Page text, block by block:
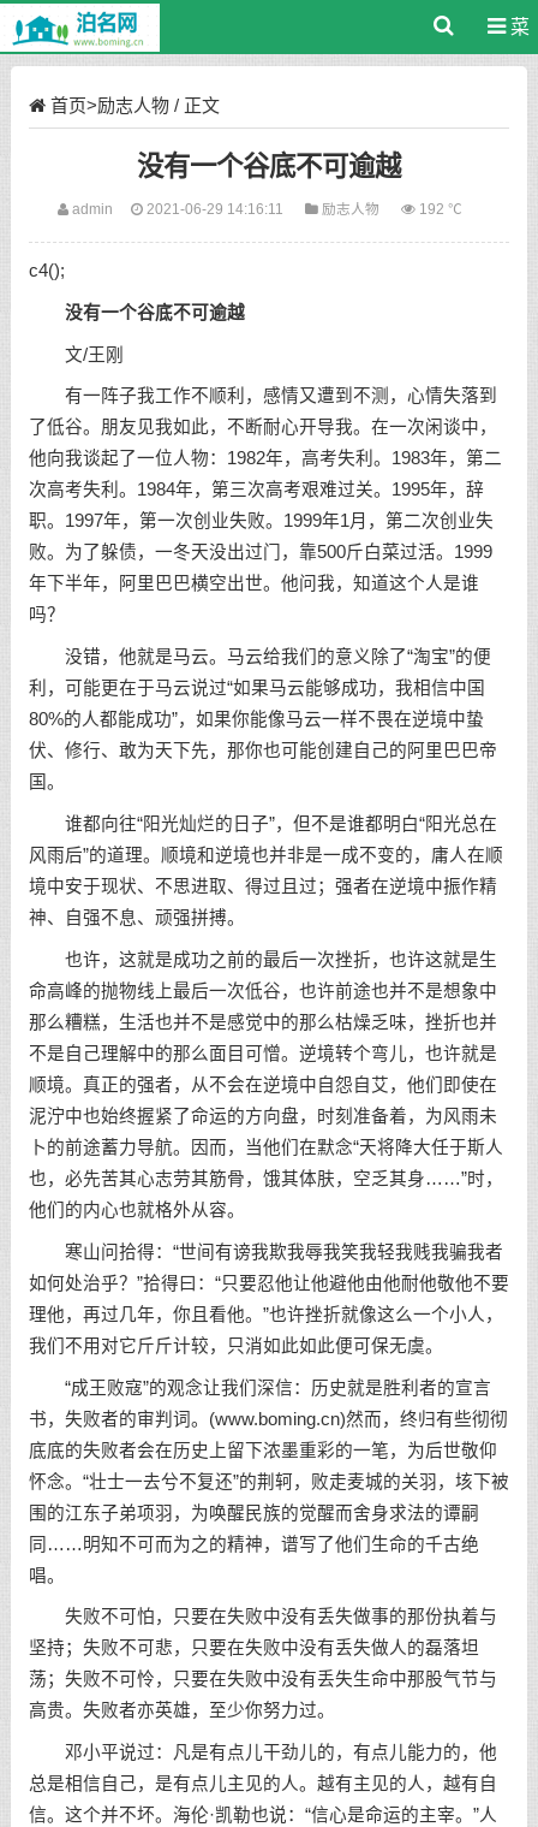
菜
首页>励志人物/ 正文
没有一个谷底不可逾越
admin 2021-06-29 14:16:11 励志人物 192 ℃
c4();
没有一个谷底不可逾越
文/王刚
有一阵子我工作不顺利，感情又遭到不测，心情失落到
了低谷。朋友见我如此，不断耐心开导我。在一次闲谈中，
他向我谈起了一位人物：1982年，高考失利。1983年，第二
次高考失利。1984年，第三次高考艰难过关。1995年，辞
职。1997年，第一次创业失败。1999年1月，第二次创业失
败。为了躲债，一冬天没出过门，靠500斤白菜过活。1999
年下半年，阿里巴巴横空出世。他问我，知道这个人是谁
吗？
没错，他就是马云。马云给我们的意义除了“淘宝”的便
利，可能更在于马云说过“如果马云能够成功，我相信中国
80%的人都能成功”，如果你能像马云一样不畏在逆境中蛰
伏、修行、敢为天下先，那你也可能创建自己的阿里巴巴帝
国。
谁都向往“阳光灿烂的日子”，但不是谁都明白“阳光总在
风雨后”的道理。顺境和逆境也并非是一成不变的，庸人在顺
境中安于现状、不思进取、得过且过；强者在逆境中振作精
神、自强不息、顽强拼搏。
也许，这就是成功之前的最后一次挫折，也许这就是生
命高峰的抛物线上最后一次低谷，也许前途也并不是想象中
那么糟糕，生活也并不是感觉中的那么枯燥乏味，挫折也并
不是自己理解中的那么面目可憎。逆境转个弯儿，也许就是
顺境。真正的强者，从不会在逆境中自怨自艾，他们即使在
泥泞中也始终握紧了命运的方向盘，时刻准备着，为风雨未
卜的前途蓄力导航。因而，当他们在默念“天将降大任于斯人
也，必先苦其心志劳其筋骨，饿其体肤，空乏其身……”时，
他们的内心也就格外从容。
寒山问拾得：“世间有谤我欺我辱我笑我轻我贱我骗我者
如何处治乎？”拾得曰：“只要忍他让他避他由他耐他敬他不要
理他，再过几年，你且看他。”也许挫折就像这么一个小人，
我们不用对它斤斤计较，只消如此如此便可保无虞。
“成王败寇”的观念让我们深信：历史就是胜利者的宣言
书，失败者的审判词。(www.boming.cn)然而，终归有些彻彻
底底的失败者会在历史上留下浓墨重彩的一笔，为后世敬仰
怀念。“壮士一去兮不复还”的荆轲，败走麦城的关羽，垓下被
围的江东子弟项羽，为唤醒民族的觉醒而舍身求法的谭嗣
同……明知不可而为之的精神，谱写了他们生命的千古绝
唱。
失败不可怕，只要在失败中没有丢失做事的那份执着与
坚持；失败不可悲，只要在失败中没有丢失做人的磊落坦
荡；失败不可怜，只要在失败中没有丢失生命中那股气节与
高贵。失败者亦英雄，至少你努力过。
邓小平说过：凡是有点儿干劲儿的，有点儿能力的，他
总是相信自己，是有点儿主见的人。越有主见的人，越有自
信。这个并不坏。海伦·凯勒也说：“信心是命运的主宰。”人